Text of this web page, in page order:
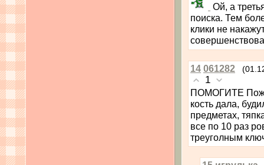
Ой, а
поиска. Тем
клики не
14 061282
1
ПОМОГИТЕ
кость дала,
предметах,
все по 10 раз
треуголным